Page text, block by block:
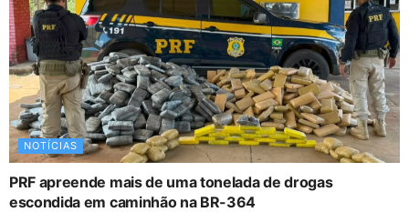
NOTÍCIAS
PRF apreende mais de uma tonelada de drogas
escondida em caminhão na BR-364